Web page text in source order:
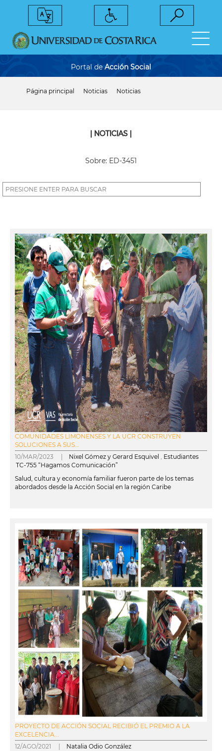
Portal de Acción Social
Página principal Noticias Noticias
| NOTICIAS |
Sobre: ED-3451
COMUNIDADES LIMONENSES Y LA UCR CONSTRUYEN
SOLUCIONES A SUS...
10/MAR/2023 | Nixel Gómez y Gerard Esquivel
Estudiantes
TC-755 “Hagamos Comunicación”
Salud, cultura y economía familiar fueron parte de los temas
abordados desde la Acción Social en la región Caribe
PROYECTO DE ACCIÓN SOCIAL RECIBIÓ EL PREMIO A LA
EXCELENCIA...
12/AGO/2021 | Natalia Odio González